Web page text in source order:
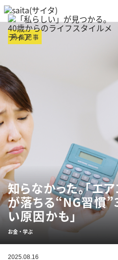
特集記事
知らなかった。「エ
が落ちる“NG習慣
い原因かも」
お金・学ぶ
2025.08.16